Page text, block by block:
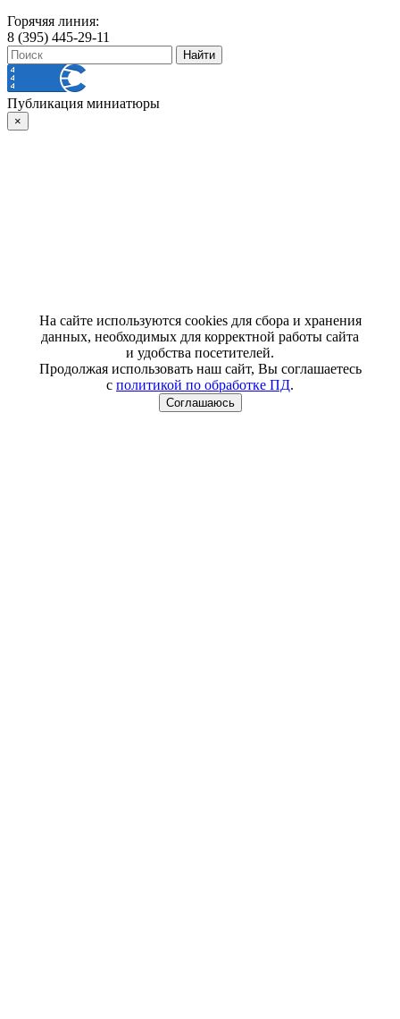
Горячяя линия:
8 (395) 445-29-11
Публикация миниатюры
×
На сайте используются cookies для сбора и хранения
данных, необходимых для корректной работы сайта
и удобства посетителей.
Продолжая использовать наш сайт, Вы соглашаетесь
с политикой по обработке ПД.
Соглашаюсь